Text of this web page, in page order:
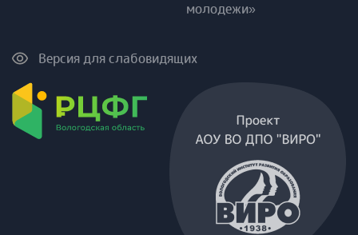
молодежи»
Версия для слабовидящих